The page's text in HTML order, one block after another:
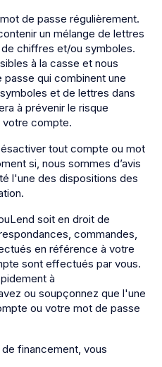
de passe régulièrement.
un mélange de lettres
chiffres et/ou symboles.
à la casse et nous
qui combinent une
et de lettres dans
à prévenir le risque
votre compte.
tout compte ou mot
si, nous sommes d’avis
l'une des dispositions des
soit en droit de
commandes,
en référence à votre
sont effectués par vous.
à
ou soupçonnez que l'une
ou votre mot de passe
financement, vous